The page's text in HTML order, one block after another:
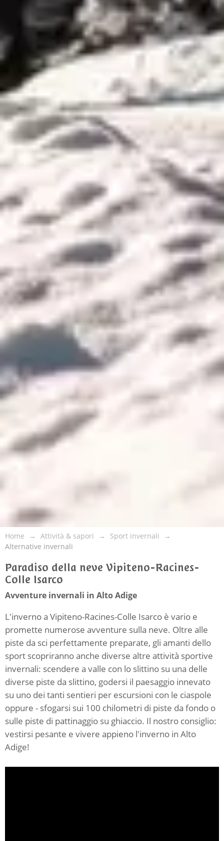
Home Attività & sapori
Sport invernali
Alternative invernali
Paradiso della neve Vipiteno-Racines-
Colle Isarco
Avventure invernali in Alto Adige
L'inverno a Vipiteno-Racines-Colle Isarco è vario e
promette numerose avventure sulla neve. Oltre alle
piste da sci perfettamente preparate, gli amanti dello
sport scopriranno anche diverse altre attività sportive
invernali: scendere a valle con lo slittino su una delle
diverse piste da slittino, godersi il paesaggio innevato
su uno dei tanti sentieri per escursioni con le ciaspole
oppure - sfogarsi sui 100 chilometri di piste da fondo o
sulle piste di pattinaggio su ghiaccio. Il nostro consiglio:
vestirsi pesante e vivere appieno l'inverno in Alto
Adige!